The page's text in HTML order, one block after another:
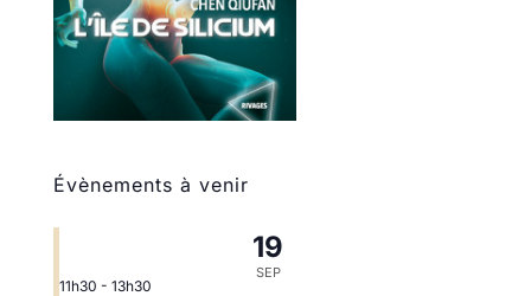
Évènements à venir
19
SEP
11h30 - 13h30